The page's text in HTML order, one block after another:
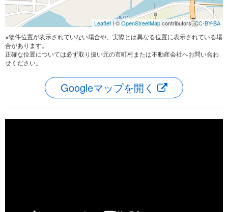
Leaflet| ©OpenStreetMapcontributors,CC-BY-SA
※物件位置が表示されていない場合や、実際とは異なる位置に表示されている場
合があります。
正確な位置については必ず取り扱い元の市町村または不動産会社へお問い合わ
せください。
Googleマップを開く